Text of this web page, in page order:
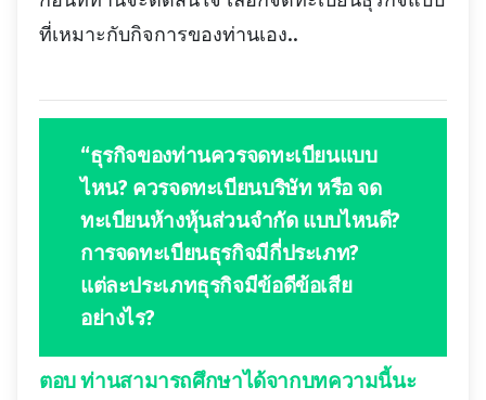
ที่เหมาะกับกิจการของท่านเอง..
“ธุรกิจของท่านควรจดทะเบียนแบบ
ไหน? ควรจดทะเบียนบริษัท หรือ จด
ทะเบียนห้างหุ้นส่วนจำกัด แบบไหนดี?
การจดทะเบียนธุรกิจมีกี่ประเภท?
แต่ละประเภทธุรกิจมีข้อดีข้อเสีย
อย่างไร?
ตอบท่านสามารถศึกษาได้จากบทความนี้นะ